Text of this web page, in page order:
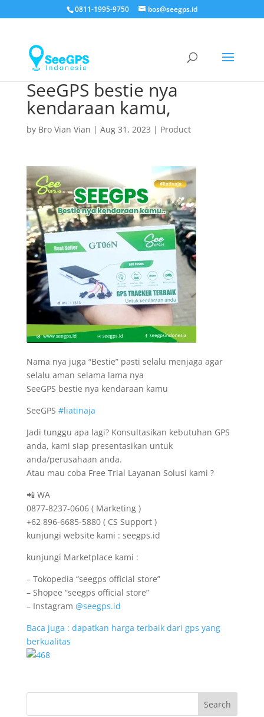
0811-1995-9750 bos@seegps.id
SeeGPS bestie nya
kendaraan kamu,
by Bro Vian Vian | Aug 31, 2023 | Product
Nama nya juga “Bestie” pasti selalu menjaga agar
selalu aman selama lama nya
SeeGPS bestie nya kendaraan kamu
SeeGPS #liatinaja
Jadi tunggu apa lagi? Konsultasikan kebutuhan GPS
anda, kami siap presentasikan untuk
anda/perusahaan anda.
Atau mau coba Free Trial Layanan Solusi kami ?
📲 WA
0877-8237-0606 ( Marketing )
+62 896-6685-5880 ( CS Support )
kunjungi website kami : seegps.id
kunjungi Marketplace kami :
– Tokopedia “seegps official store”
– Shopee “seegps official store”
– Instagram @seegps.id
Baca juga : dapatkan harga terbaik dari gps yang
berkualitas
Search